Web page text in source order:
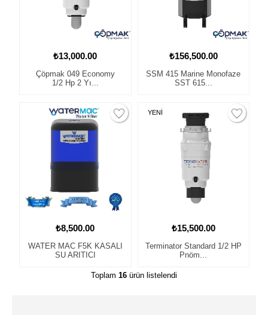
₺13,000.00
Çöpmak 049 Economy
1/2 Hp 2 Yı...
₺156,500.00
SSM 415 Marine Monofaze
SST 615...
₺8,500.00
WATER MAC F5K KASALI
SU ARITICI
YENİ
₺15,500.00
Terminator Standard 1/2 HP
Pnöm...
Toplam 16 ürün listelendi